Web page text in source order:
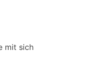
mit sich